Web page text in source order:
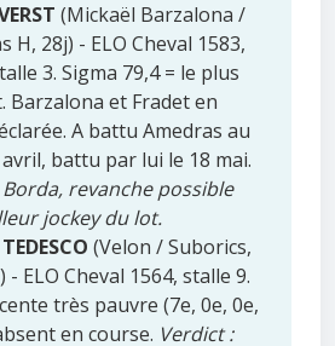
(Mickaël Barzalona /
H, 28j) - ELO Cheval 1583,
3. Sigma 79,4 = le plus
Barzalona et Fradet en
A battu Amedras au
battu par lui le 18 mai.
Borda, revanche possible
jockey du lot.
(Velon / Suborics,
- ELO Cheval 1564, stalle 9.
très pauvre (7e, 0e, 0e,
en course. Verdict :